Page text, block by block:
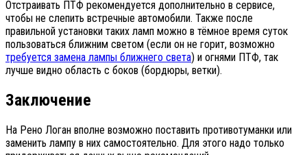
Отстраивать ПТФ рекомендуется дополнительно в сервисе,
чтобы не слепить встречные автомобили. Также после
правильной установки таких ламп можно в тёмное время суток
пользоваться ближним светом (если он не горит, возможно
требуется замена лампы ближнего света) и огнями ПТФ, так
лучше видно область с боков (бордюры, ветки).
Заключение
На Рено Логан вполне возможно поставить противотуманки или
заменить лампу в них самостоятельно. Для этого надо только